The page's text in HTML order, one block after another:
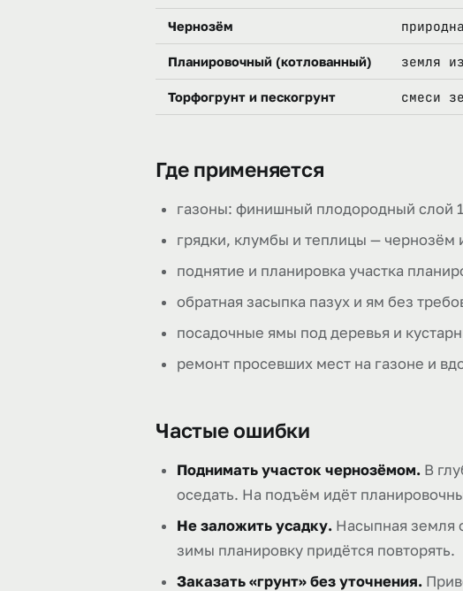
Чернозём
Планировочный (котлованный) земля
Торфогрунт и пескогрунт смеси
Где применяется
газоны: финишный плодородный слой
грядки, клумбы и теплицы — чернозём
поднятие и планировка участка
обратная засыпка пазух и ям без
посадочные ямы под деревья и
ремонт просевших мест на газоне и
Частые ошибки
Поднимать участок чернозёмом. В
оседать. На подъём идёт
Не заложить усадку. Насыпная земля
зимы планировку придётся повторять.
Заказать «грунт» без уточнения.